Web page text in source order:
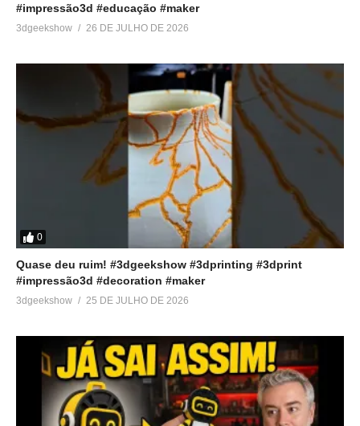
#impressão3d #educação #maker
3dgeekshow 26 DE JULHO DE 2026
0
Quase deu ruim! #3dgeekshow #3dprinting #3dprint
#impressão3d #decoration #maker
3dgeekshow 25 DE JULHO DE 2026